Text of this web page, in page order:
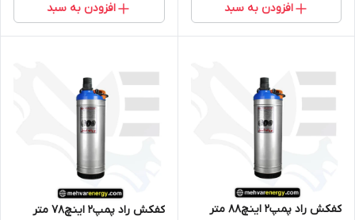
افزودن به سبد افزودن به سبد
کفکش راد پمپ2 اینچ88 متر
کفکش راد پمپ2 اینچ78 متر